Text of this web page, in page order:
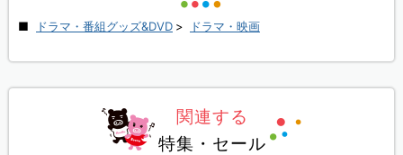
ドラマ・番組グッズ&DVD > ドラマ・映画
関連する
特集・セール